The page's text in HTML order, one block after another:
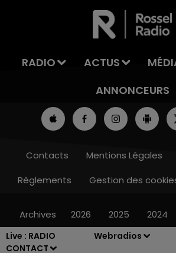
Live : RADIO
CONTACT
Webradios
LA TEAM DU WEEK-END
RADIO ACTUS
ANNONCEURS
Contacts Mentions Légales
Règlements
Gestion des
Archives 2026 2025 2024